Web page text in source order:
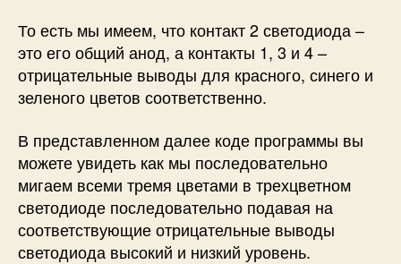
То есть мы имеем, что контакт 2 светодиода –
это его общий анод, а контакты 1, 3 и 4 –
отрицательные выводы для красного, синего и
зеленого цветов соответственно.
В представленном далее коде программы вы
можете увидеть как мы последовательно
мигаем всеми тремя цветами в трехцветном
светодиоде последовательно подавая на
соответствующие отрицательные выводы
светодиода высокий и низкий уровень.